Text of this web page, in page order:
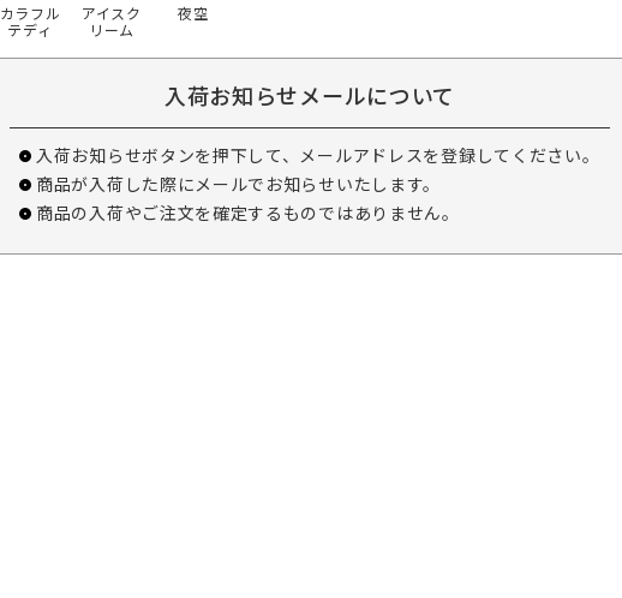
カラフル
テディ
アイスク
リーム
夜空
入荷お知らせメールについて
入荷お知らせボタンを押下して、メールアドレスを登録してください。
商品が入荷した際にメールでお知らせいたします。
商品の入荷やご注文を確定するものではありません。